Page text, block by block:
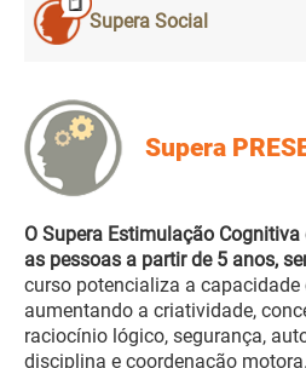
Supera Social
Supera
O Supera Estimulação
as pessoas a partir de 5 anos,
curso potencializa a capacidade
aumentando a criatividade,
raciocínio lógico, segurança,
disciplina e coordenação